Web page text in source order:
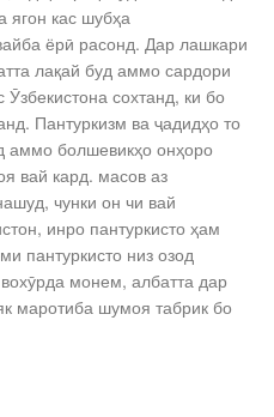
ягон кас шубҳа
ёрӣ расонд. Дар лашкари
лақай буд аммо сардори
сохтанд, ки бо
Пантуркизм ва ҷадидҳо то
аммо болшевикҳо онҳоро
вай кард. масов аз
чунки он чи вай
инро пантуркисто ҳам
пантуркисто низ озод
монем, албатта дар
маротиба шумоя табрик бо